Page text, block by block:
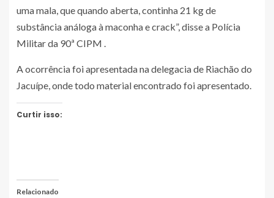
uma mala, que quando aberta, continha 21 kg de
substância análoga à maconha e crack”, disse a Polícia
Militar da 90ª CIPM .
A ocorrência foi apresentada na delegacia de Riachão do
Jacuípe, onde todo material encontrado foi apresentado.
Curtir isso:
Relacionado